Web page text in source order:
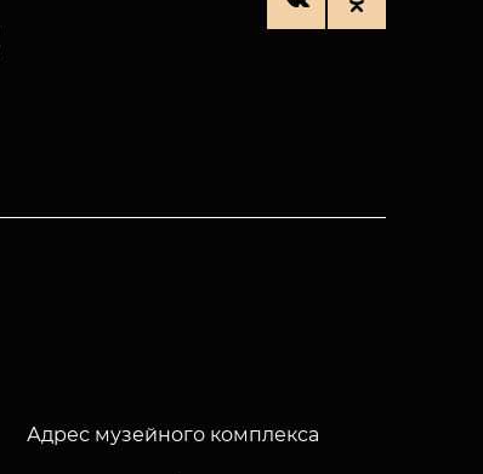
Адрес музейного комплекса